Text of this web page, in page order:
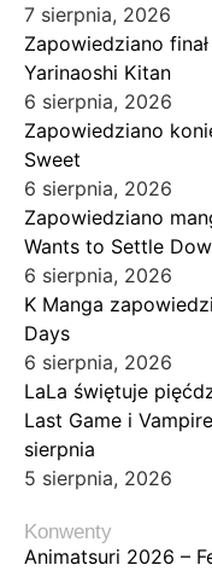
7 sierpnia, 2026
Zapowiedziano
Yarinaoshi Kitan
6 sierpnia, 2026
Zapowiedziano
Sweet
6 sierpnia, 2026
Zapowiedziano
Wants to Settle
6 sierpnia, 2026
K Manga
Days
6 sierpnia, 2026
LaLa świętuje
Last Game i
sierpnia
5 sierpnia, 2026
Konwenty
Animatsuri 2026 –